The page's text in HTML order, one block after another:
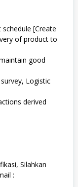
[Create
of product to
good
Logistic
derived
Silahkan
: